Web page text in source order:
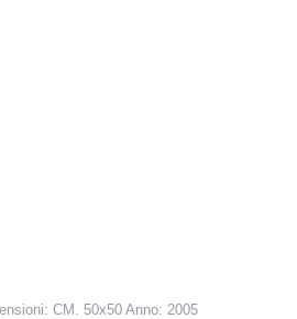
CM. 50x50 Anno: 2005